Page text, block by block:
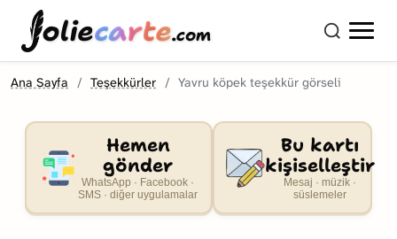
oliecarte.com
Ana Sayfa Teşekkürler Yavru köpek teşekkür görseli
Hemen
gönder
WhatsApp · Facebook ·
SMS · diğer uygulamalar
Bu kartı
kişiselleştir
Mesaj · müzik ·
süslemeler